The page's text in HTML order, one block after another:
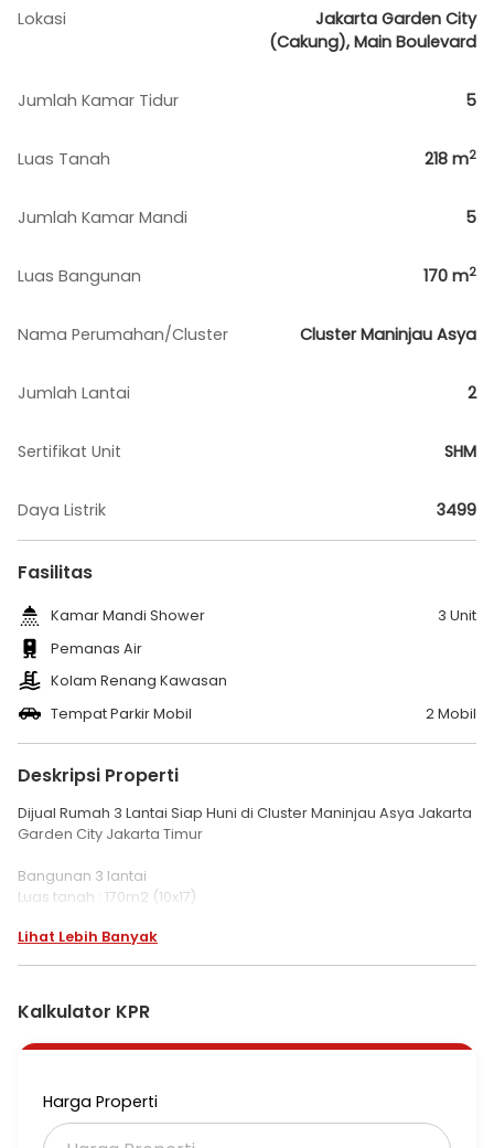
Lokasi
Jakarta Garden City
(Cakung), Main Boulevard
Jumlah Kamar Tidur 5
Luas Tanah 218 m2
Jumlah Kamar Mandi 5
Luas Bangunan 170 m2
Nama Perumahan/Cluster Cluster Maninjau Asya
Jumlah Lantai 2
Sertifikat Unit SHM
Daya Listrik 3499
Fasilitas
Kamar Mandi Shower
3 Unit
Pemanas Air
Kolam Renang Kawasan
Tempat Parkir Mobil
2 Mobil
Deskripsi Properti
Dijual Rumah 3 Lantai Siap Huni di Cluster Maninjau Asya Jakarta
Garden City Jakarta Timur
Bangunan 3 lantai
Luas tanah : 170m2 (10x17)
Kamar tidur : 4+1
Garasi : 1
Listrik : 3500 watt
Sertifikat : PPJB
basket ball court, yoga lawn, barbeque area, taman
Lihat Lebih Banyak
Kalkulator KPR
Harga Properti